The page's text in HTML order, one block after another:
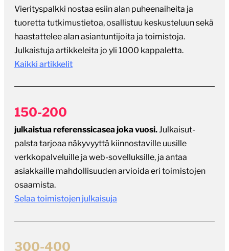
Vierityspalkki nostaa esiin alan puheenaiheita ja
tuoretta tutkimustietoa, osallistuu keskusteluun sekä
haastattelee alan asiantuntijoita ja toimistoja.
Julkaistuja artikkeleita jo yli 1000 kappaletta.
Kaikki artikkelit
150-200
julkaistua referenssicasea joka vuosi.Julkaisut-
palsta tarjoaa näkyvyyttä kiinnostaville uusille
verkkopalveluille ja web-sovelluksille, ja antaa
asiakkaille mahdollisuuden arvioida eri toimistojen
osaamista.
Selaa toimistojen julkaisuja
300-400